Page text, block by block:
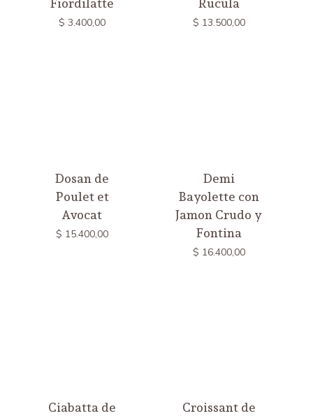
Fiordilatte
$ 3.400,00
Rucula
$ 13.500,00
Dosan de
Poulet et
Avocat
$ 15.400,00
Demi
Bayolette con
Jamon Crudo y
Fontina
$ 16.400,00
Ciabatta de
Croissant de